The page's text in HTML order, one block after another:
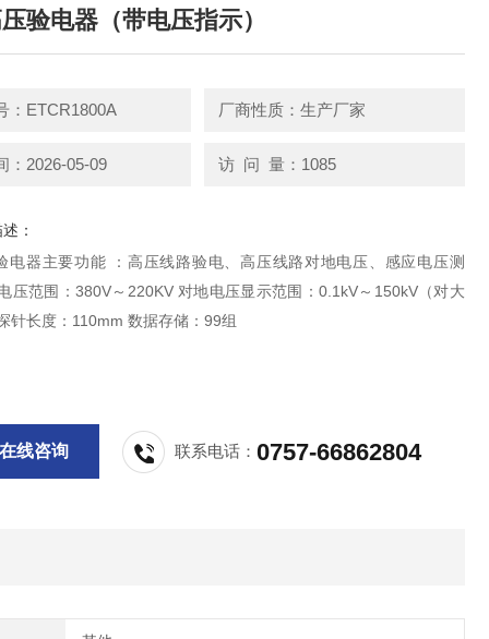
验电器（带电压指示）
：ETCR1800A 厂商性质：生产厂家
：2026-05-09 访 问 量：1085
：
电器主要功能 ：高压线路验电、高压线路对地电压、感应电压测
压范围：380V～220KV 对地电压显示范围：0.1kV～150kV（对大
针长度：110mm 数据存储：99组
线咨询 联系电话：0757-66862804